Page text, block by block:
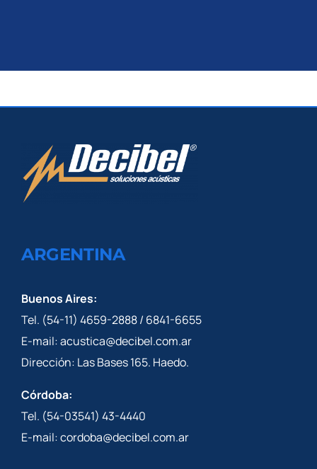
ARGENTINA
Buenos Aires:
Tel. (54-11) 4659-2888 / 6841-6655
E-mail: acustica@decibel.com.ar
Dirección: Las Bases 165. Haedo.
Córdoba:
Tel. (54-03541) 43-4440
E-mail: cordoba@decibel.com.ar